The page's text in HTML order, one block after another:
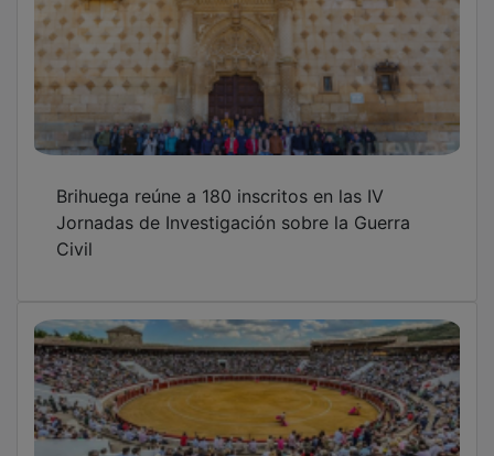
Jornadas de Investigación sobre la Guerra
Civil